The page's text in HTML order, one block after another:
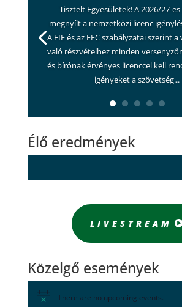
Tisztelt Egyesületek! A 2026/27-
megnyílt a nemzetközi licenc
A FIE és az EFC szabályzatai szerint
való részvételhez minden
és bírónak érvényes licenccel kell
igényeket a szövetség...
Élő eredmények
LIVESTREAM
Közelgő események
There are no upcoming events.